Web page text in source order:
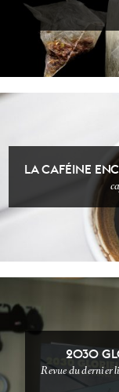
NEWSSSSSS
NON CLASSÉ
LA CAFÉINE
2030
Revue du dernier